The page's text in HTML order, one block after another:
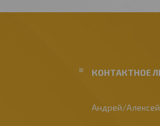
Андрей/Алексей